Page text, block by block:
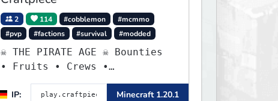
2 114 #cobblemon
#mcmmo
#pvp
#factions #survival #modded
☠ THE PIRATE AGE ☠ Bounties
• Fruits • Crews •
IP:
Minecraft 1.20.1